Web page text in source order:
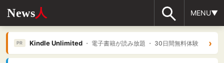
News人 MENU▼
PR Kindle Unlimited・ 電子書籍が読み放題 ・ 30日間無料体験 ›